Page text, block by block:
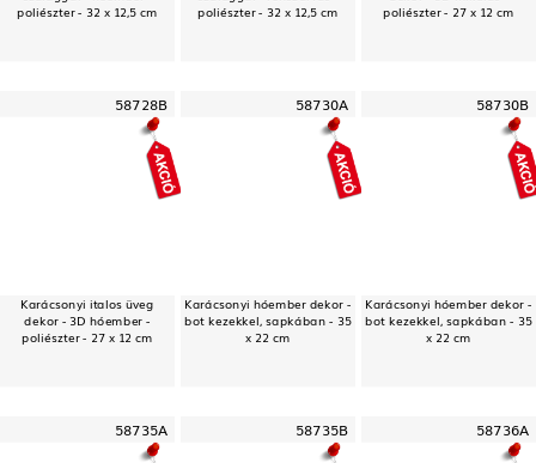
poliészter - 32 x 12,5 cm
poliészter - 32 x 12,5 cm
poliészter - 27 x 12 cm
58728B
Karácsonyi italos üveg
dekor - 3D hóember -
poliészter - 27 x 12 cm
58730A
Karácsonyi hóember dekor -
bot kezekkel, sapkában - 35
x 22 cm
58730B
Karácsonyi hóember dekor -
bot kezekkel, sapkában - 35
x 22 cm
58735A 58735B 58736A